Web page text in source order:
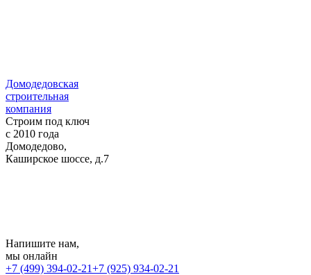
Домодедовская
строительная
компания
Строим под ключ
с 2010 года
Домодедово,
Каширское шоссе, д.7
Напишите нам,
мы онлайн
+7 (499) 394-02-21+7 (925) 934-02-21